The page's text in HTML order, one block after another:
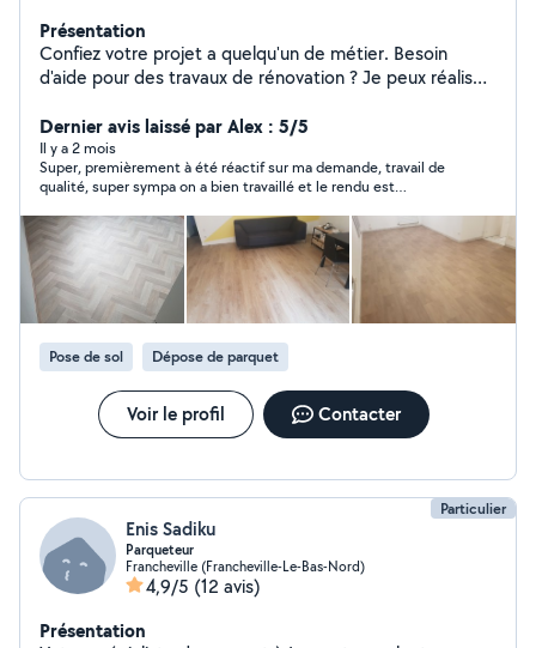
Présentation
Confiez votre projet a quelqu'un de métier. Besoin
d'aide pour des travaux de rénovation ? Je peux réaliser
Dernier avis laissé par Alex : 5/5
Il y a 2 mois
Super, premièrement à été réactif sur ma demande, travail de
qualité, super sympa on a bien travaillé et le rendu est
les yeux fermés. Merci beaucoup encore et bonne
continuation !
Pose de sol Dépose de parquet
Voir le profil Contacter
Particulier
Enis Sadiku
Parqueteur
Francheville (Francheville-Le-Bas-Nord)
4,9/5 (12 avis)
Présentation